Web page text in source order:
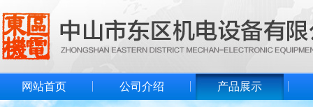
网站首页 公司介绍 产品展示